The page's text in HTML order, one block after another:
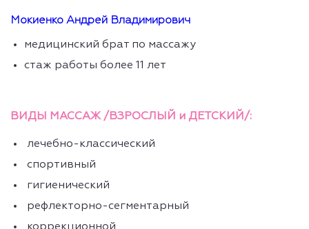
Мокиенко Андрей Владимирович
медицинский брат по массажу
стаж работы более 11 лет
ВИДЫ МАССАЖ /ВЗРОСЛЫЙ и ДЕТСКИЙ/:
лечебно-классический
спортивный
гигиенический
рефлекторно-сегментарный